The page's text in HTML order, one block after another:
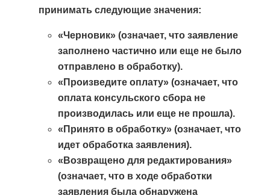
принимать следующие значения:
«Черновик» (означает, что заявление
заполнено частично или еще не было
отправлено в обработку).
«Произведите оплату» (означает, что
оплата консульского сбора не
производилась или еще не прошла).
«Принято в обработку» (означает, что
идет обработка заявления).
«Возвращено для редактирования»
(означает, что в ходе обработки
заявления была обнаружена